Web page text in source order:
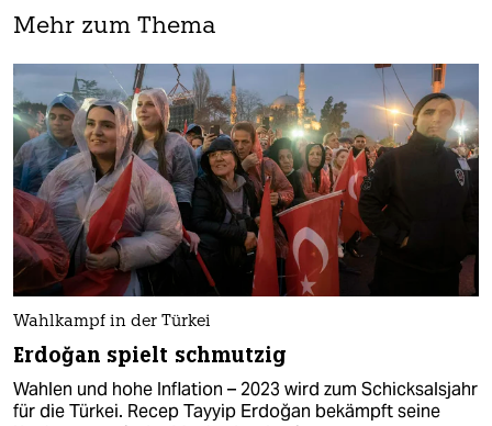
Mehr zum Thema
Wahlkampf in der Türkei
Erdoğan spielt schmutzig
Wahlen und hohe Inflation – 2023 wird zum Schicksalsjahr
für die Türkei. Recep Tayyip Erdoğan bekämpft seine